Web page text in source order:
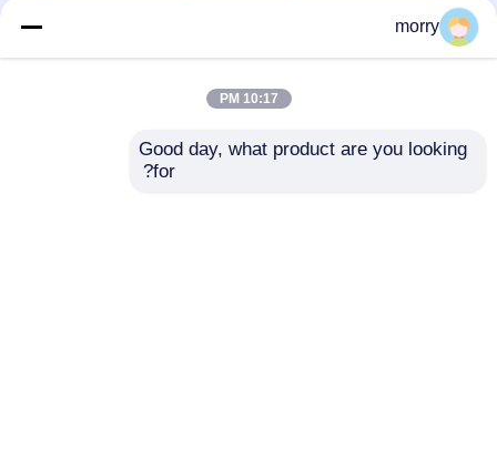
morry
10:17 PM
Good day, what product are you looking
for?